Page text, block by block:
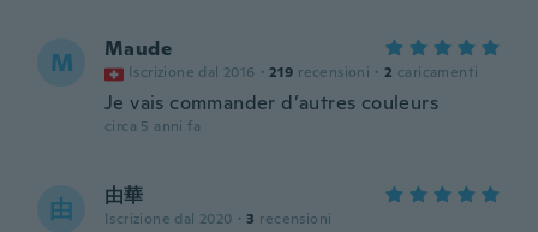
M Maude
Iscrizione dal 2016 · 219 recensioni · 2 caricamenti
Je vais commander d’autres couleurs
circa 5 anni fa
由 由華
Iscrizione dal 2020 · 3 recensioni